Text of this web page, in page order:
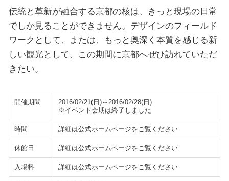
伝統と革新が融合する京都の核は、きっと現場の日常
でしか見ることができません。デザインのフィールド
ワークとして、または、もっと奥深く本質を感じる新
しい観光として、この期間に京都へぜひ訪れていただ
きたい。
開催期間
2016/02/21(日)～2016/02/28(日)
※イベント会期は終了しました
時間 詳細は公式ホームページをご覧ください
休館日 詳細は公式ホームページをご覧ください
入場料 詳細は公式ホームページをご覧ください